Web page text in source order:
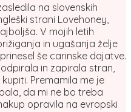
na slovenskih
strani Lovehoney,
V mojih letih
in ugašanja želje
še carinske dajatve.
in zapirala stran,
Premamila me je
da mi ne bo treba
opravila na evropski